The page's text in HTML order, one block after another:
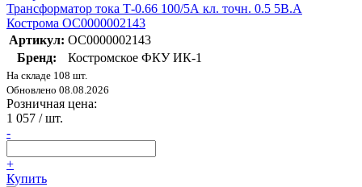
Трансформатор тока Т-0.66 100/5А кл. точн. 0.5 5В.А
Кострома ОС0000002143
Артикул: ОС0000002143
Бренд:
Костромское ФКУ ИК-1
На складе 108 шт.
Обновлено 08.08.2026
Розничная цена:
1 057 / шт.
-
+
Купить